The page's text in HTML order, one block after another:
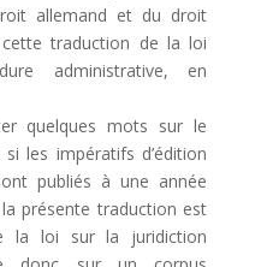
allemand et du droit
traduction de la loi
administrative, en
quelques mots sur le
les impératifs d’édition
publiés à une année
présente traduction est
la loi sur la juridiction